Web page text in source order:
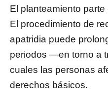
El planteamiento
El procedimiento de
apatridia puede
periodos —en torno a
cuales las personas
derechos básicos.